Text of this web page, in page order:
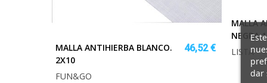
MALLA ANTIHIERBA BLANCO.
2X10
46,52 €
FUN&GO
MALLA
NEGRA
LISTA
dar